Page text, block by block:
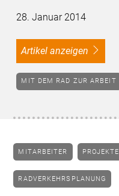
28. Januar 2014
Artikel anzeigen
MIT DEM RAD ZUR ARBEIT
MITARBEITER
RADVERKEHRSPLANUNG